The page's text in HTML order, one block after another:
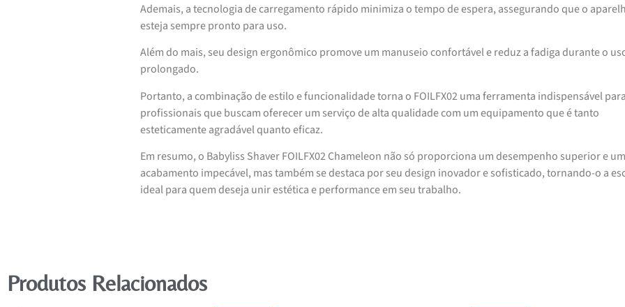
Ademais, a tecnologia de carregamento rápido minimiza o tempo de espera, assegurando que o
esteja sempre pronto para uso.
Além do mais, seu design ergonômico promove um manuseio confortável e reduz a fadiga durante o
prolongado.
Portanto, a combinação de estilo e funcionalidade torna o FOILFX02 uma ferramenta indispensável para
profissionais que buscam oferecer um serviço de alta qualidade com um equipamento que é tanto
esteticamente agradável quanto eficaz.
Em resumo, o Babyliss Shaver FOILFX02 Chameleon não só proporciona um desempenho superior e um
acabamento impecável, mas também se destaca por seu design inovador e sofisticado, tornando-o a
ideal para quem deseja unir estética e performance em seu trabalho.
Produtos Relacionados